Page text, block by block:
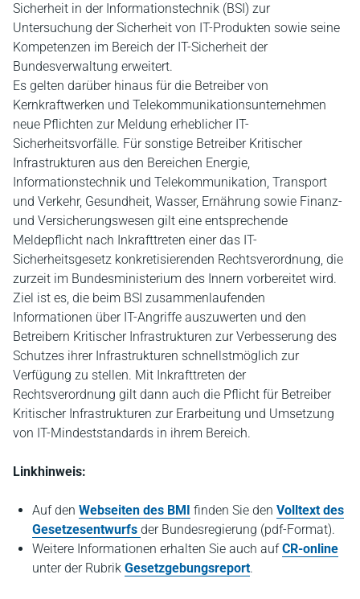
Sicherheit in der Informationstechnik (BSI) zur
Untersuchung der Sicherheit von IT-Produkten sowie seine
Kompetenzen im Bereich der IT-Sicherheit der
Bundesverwaltung erweitert.
Es gelten darüber hinaus für die Betreiber von
Kernkraftwerken und Telekommunikationsunternehmen
neue Pflichten zur Meldung erheblicher IT-
Sicherheitsvorfälle. Für sonstige Betreiber Kritischer
Infrastrukturen aus den Bereichen Energie,
Informationstechnik und Telekommunikation, Transport
und Verkehr, Gesundheit, Wasser, Ernährung sowie Finanz-
und Versicherungswesen gilt eine entsprechende
Meldepflicht nach Inkrafttreten einer das IT-
Sicherheitsgesetz konkretisierenden Rechtsverordnung, die
zurzeit im Bundesministerium des Innern vorbereitet wird.
Ziel ist es, die beim BSI zusammenlaufenden
Informationen über IT-Angriffe auszuwerten und den
Betreibern Kritischer Infrastrukturen zur Verbesserung des
Schutzes ihrer Infrastrukturen schnellstmöglich zur
Verfügung zu stellen. Mit Inkrafttreten der
Rechtsverordnung gilt dann auch die Pflicht für Betreiber
Kritischer Infrastrukturen zur Erarbeitung und Umsetzung
von IT-Mindeststandards in ihrem Bereich.
Linkhinweis:
Auf den Webseiten des BMI finden Sie den Volltext des
Gesetzesentwurfs der Bundesregierung (pdf-Format).
Weitere Informationen erhalten Sie auch aufCR-online
unter der Rubrik Gesetzgebungsreport.